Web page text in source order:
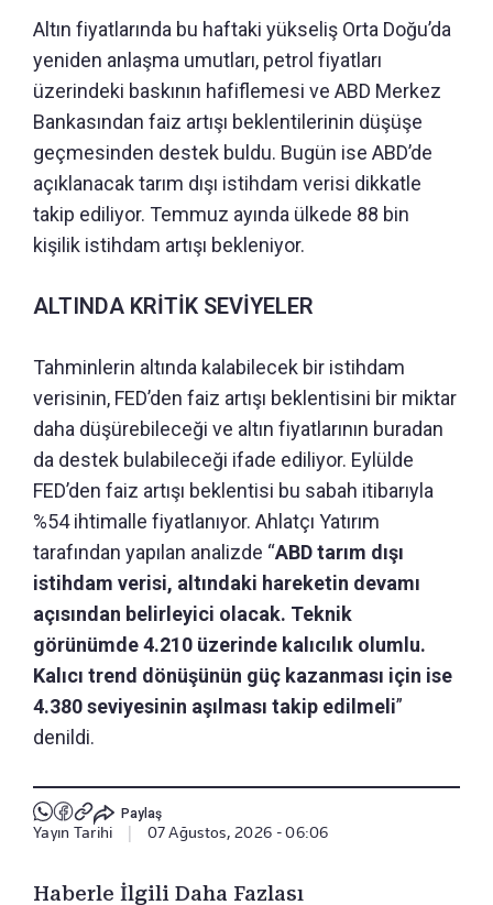
Altın fiyatlarında bu haftaki yükseliş Orta Doğu’da
yeniden anlaşma umutları, petrol fiyatları
üzerindeki baskının hafiflemesi ve ABD Merkez
Bankasından faiz artışı beklentilerinin düşüşe
geçmesinden destek buldu. Bugün ise ABD’de
açıklanacak tarım dışı istihdam verisi dikkatle
takip ediliyor. Temmuz ayında ülkede 88 bin
kişilik istihdam artışı bekleniyor.
ALTINDA KRİTİK SEVİYELER
Tahminlerin altında kalabilecek bir istihdam
verisinin, FED’den faiz artışı beklentisini bir miktar
daha düşürebileceği ve altın fiyatlarının buradan
da destek bulabileceği ifade ediliyor. Eylülde
FED’den faiz artışı beklentisi bu sabah itibarıyla
%54 ihtimalle fiyatlanıyor. Ahlatçı Yatırım
tarafından yapılan analizde “ABD tarım dışı
istihdam verisi, altındaki hareketin devamı
açısından belirleyici olacak. Teknik
görünümde 4.210 üzerinde kalıcılık olumlu.
Kalıcı trend dönüşünün güç kazanması için ise
4.380 seviyesinin aşılması takip edilmeli”
denildi.
Paylaş
Yayın Tarihi 07 Ağustos, 2026 - 06:06
Haberle İlgili Daha Fazlası